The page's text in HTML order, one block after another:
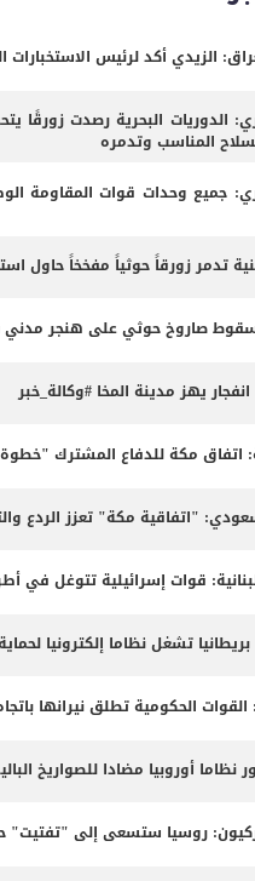
الزيدي أكد لرئيس
الدوريات البحرية رصدت زورقًا
المناسب وتدمره
جميع وحدات قوات المقاومة
تدمر زورقاً حوثياً مفخخاً حاول
صاروخ حوثي على هنجر مدني
يهز مدينة المخا #وكالة_خبر
اتفاق مكة للدفاع المشترك "خطوة
"اتفاقية مكة" تعزز الردع
قوات إسرائيلية تتوغل
تشغل نظاما إلكترونيا
الحكومية تطلق نيرانها
أوروبيا مضادا للصواريخ
روسيا ستسعى إلى "تفتيت"